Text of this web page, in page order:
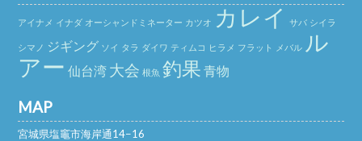
アイナメ イナダ オーシャンドミネーター カツオ カレイ サバ シイラ
シマノ ジギング ソイ タラ ダイワ ティムコ ヒラメ フラット メバル ル
アー 仙台湾 大会 根魚 釣果 青物
MAP
宮城県塩竈市海岸通14−16